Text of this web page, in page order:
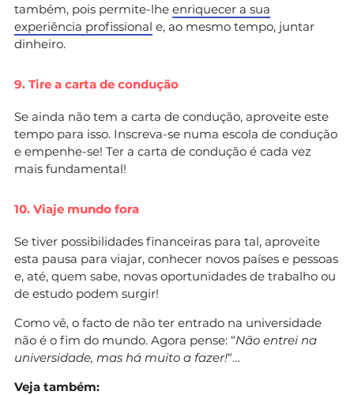
também, pois permite-lhe enriquecer a sua
experiência profissional e, ao mesmo tempo, juntar
dinheiro.
9. Tire a carta de condução
Se ainda não tem a carta de condução, aproveite este
tempo para isso. Inscreva-se numa escola de condução
e empenhe-se! Ter a carta de condução é cada vez
mais fundamental!
10. Viaje mundo fora
Se tiver possibilidades financeiras para tal, aproveite
esta pausa para viajar, conhecer novos países e pessoas
e, até, quem sabe, novas oportunidades de trabalho ou
de estudo podem surgir!
Como vê, o facto de não ter entrado na universidade
não é o fim do mundo. Agora pense: “Não entrei na
universidade, mas há muito a fazer!“…
Veja também: